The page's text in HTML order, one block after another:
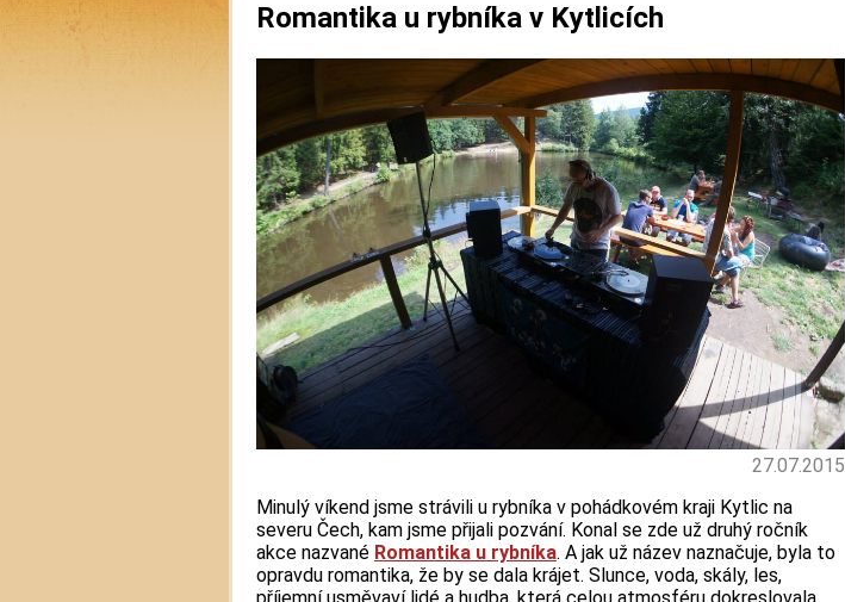
Romantika u rybníka v Kytlicích
27.07.2015
Minulý víkend jsme strávili u rybníka v pohádkovém kraji Kytlic na
severu Čech, kam jsme přijali pozvání. Konal se zde už druhý ročník
akce nazvané Romantika u rybníka. A jak už název naznačuje, byla to
opravdu romantika, že by se dala krájet. Slunce, voda, skály, les,